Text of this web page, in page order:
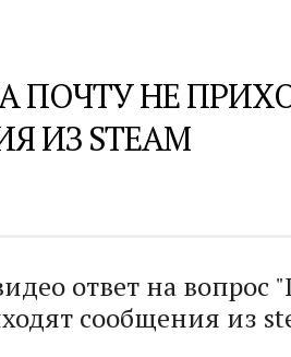
ПОЧТУ НЕ
ИЗ STEAM
ответ на вопрос
сообщения из